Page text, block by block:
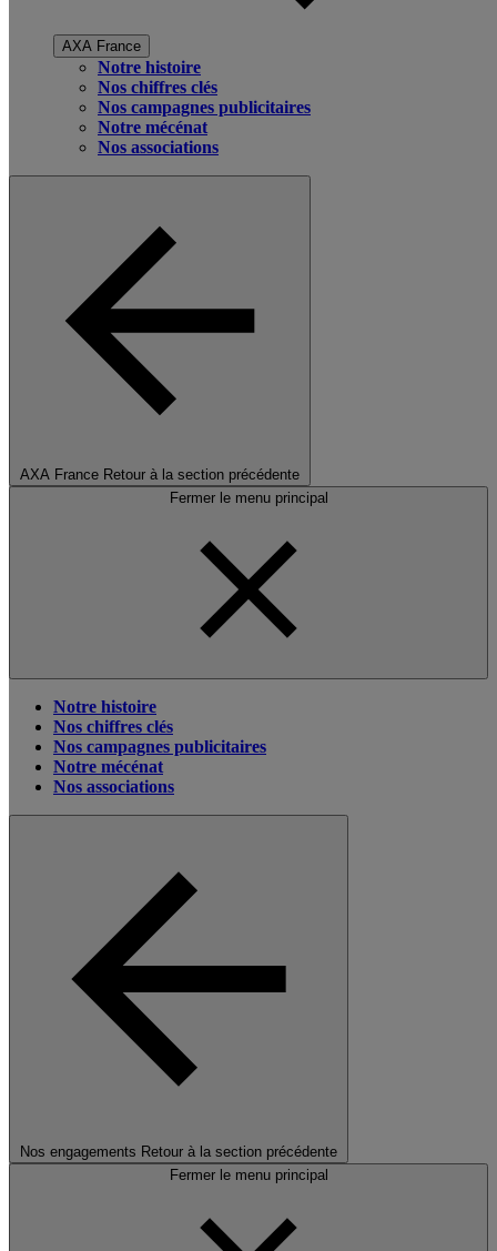
AXA France
Notre histoire
Nos chiffres clés
Nos campagnes publicitaires
Notre mécénat
Nos associations
AXA France Retour à la section précédente
Fermer le menu principal
Notre histoire
Nos chiffres clés
Nos campagnes publicitaires
Notre mécénat
Nos associations
Nos engagements Retour à la section précédente
Fermer le menu principal